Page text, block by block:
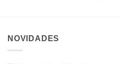
NOVIDADES